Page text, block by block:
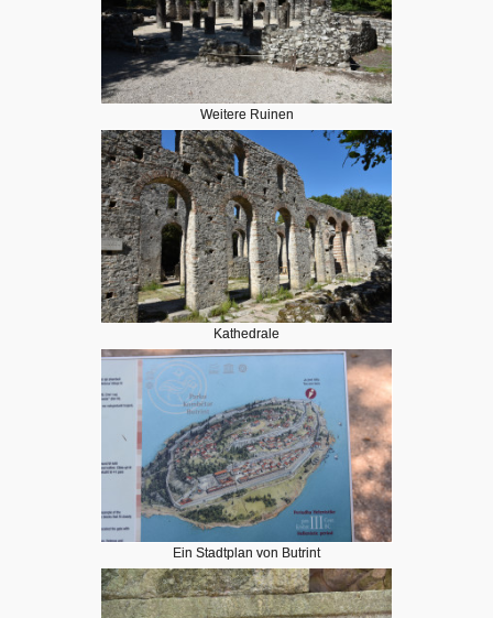
Weitere Ruinen
Kathedrale
Ein Stadtplan von Butrint